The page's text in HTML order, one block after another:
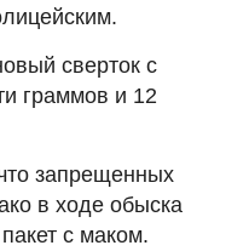
сверток с
граммов и 12
запрещенных
в ходе обыска
с маком.